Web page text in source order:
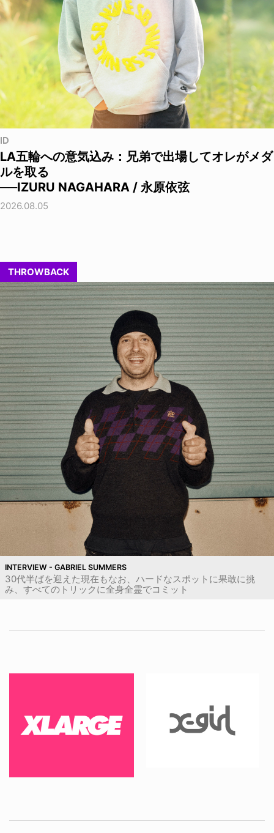
ID
LA五輪への意気込み：兄弟で出場してオレがメダ
ルを取る
──IZURU NAGAHARA / 永原依弦
2026.08.05
THROWBACK
INTERVIEW - GABRIEL SUMMERS
30代半ばを迎えた現在もなお、ハードなスポットに果敢に挑
み、すべてのトリックに全身全霊でコミット